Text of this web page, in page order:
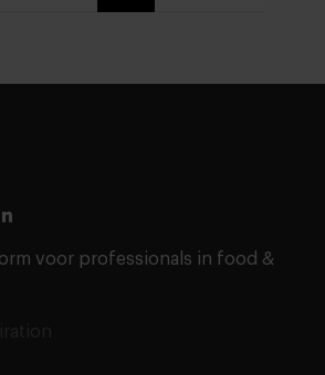
voor professionals in food &